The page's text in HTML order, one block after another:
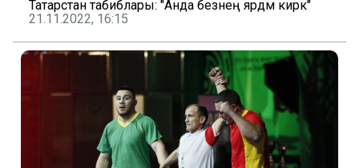
Татарстан табиблары: "Анда безнең ярдәм кирәк"
21.11.2022, 16:15